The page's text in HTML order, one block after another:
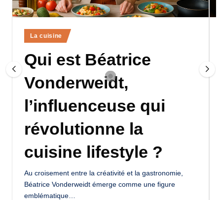
a
-
m
Posted
in
La cuisine
Qui est Béatrice
Vonderweidt,
l’influenceuse qui
révolutionne la
cuisine lifestyle ?
Au croisement entre la créativité et la gastronomie,
Béatrice Vonderweidt émerge comme une figure
emblématique…